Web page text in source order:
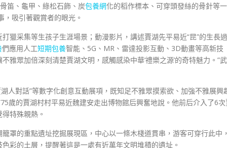
笛、龜甲、綠松石飾、炭包養網化的稻作標本、可穿頭發絲的骨針等一
吸引著觀賞者的眼光。
打獵采集等生孩子生涯場景；動漫影片，講述賈湖先平易近“昆”的生長過
們應用人工短期包養智能、5G、MR、雷達投影互動、3D動畫等高新技
雅眾加倍深刻清楚賈湖文明，感觸感染中華‘禮樂之源’的奇特魅力。”武
人對話”等數字化創意互動展項，既知足不雅眾摸索欲、加強不雅展興
歲的賈湖村村平易近魏建安走出博物館后興奮地說。他前后介入了6
特殊親熱。
籠罩的重點遺址挖掘展現區，中心以一條木棧道貫串，游客可穿行此中
彩的土層，提醒著這是一處有近萬年文明堆積的遺址。